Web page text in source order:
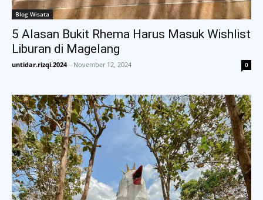
Blog Wisata
5 Alasan Bukit Rhema Harus Masuk Wishlist
Liburan di Magelang
untidar.rizqi.2024 - November 12, 2024 0